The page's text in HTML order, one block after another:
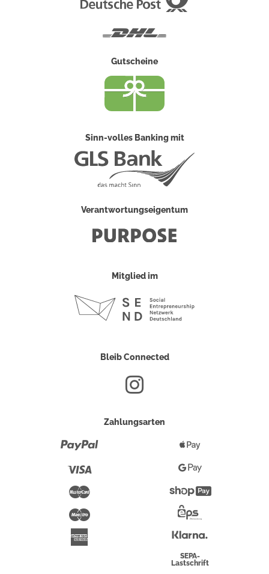
Gutscheine
Sinn-volles Banking mit
Verantwortungseigentum
Mitglied im
Bleib Connected
Zahlungsarten
Maestro
Pay
Google
Pay
Überweisung
SEPA-
Lastschrift